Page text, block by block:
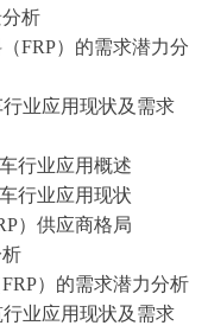
析
FRP）的需求潜力分
业应用现状及需求
行业应用概述
行业应用现状
）供应商格局
）的需求潜力分析
业应用现状及需求